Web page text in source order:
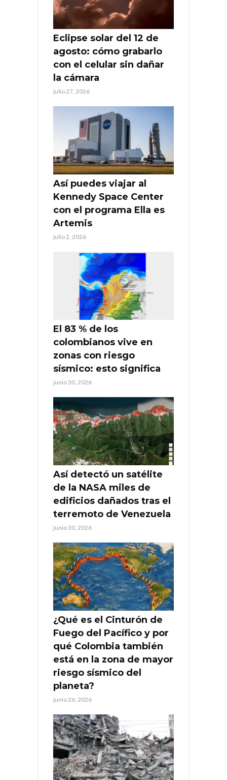
Eclipse solar del 12 de
agosto: cómo grabarlo
con el celular sin dañar
la cámara
julio 27, 2026
Así puedes viajar al
Kennedy Space Center
con el programa Ella es
Artemis
julio 2, 2026
El 83 % de los
colombianos vive en
zonas con riesgo
sísmico: esto significa
junio 30, 2026
Así detectó un satélite
de la NASA miles de
edificios dañados tras el
terremoto de Venezuela
junio 30, 2026
¿Qué es el Cinturón de
Fuego del Pacífico y por
qué Colombia también
está en la zona de mayor
riesgo sísmico del
planeta?
junio 26, 2026